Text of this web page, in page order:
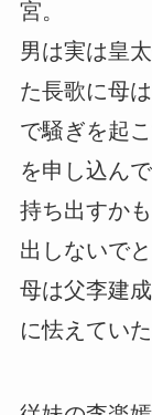
宮。
男は実は皇
た長歌に母
で騒ぎを起
を申し込ん
持ち出すか
出しないで
母は父李建
に怯えていた